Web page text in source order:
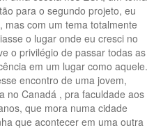
para o segundo projeto, eu
com um tema totalmente
o lugar onde eu cresci no
o privilégio de passar todas as
em um lugar como aquele.
encontro de uma jovem,
no Canadá , pra faculdade aos
que mora numa cidade
que acontecer em uma outra